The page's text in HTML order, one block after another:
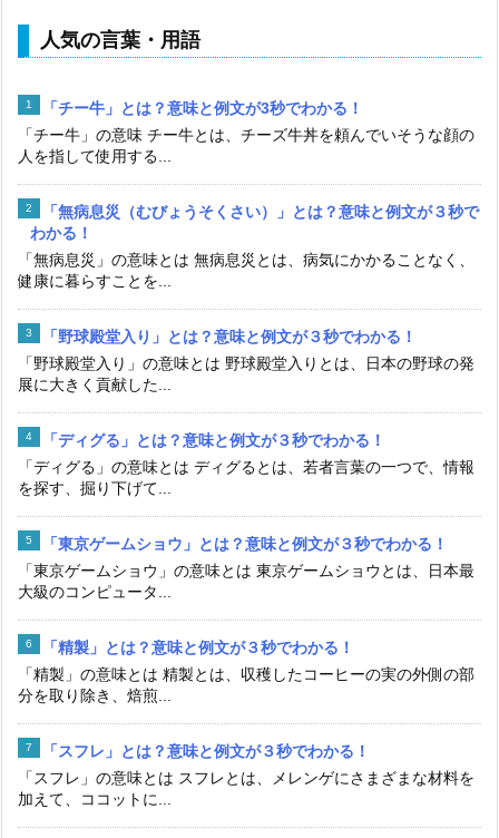
人気の言葉・用語
「チー牛」とは？意味と例文が3秒でわかる！
「チー牛」の意味 チー牛とは、チーズ牛丼を頼んでいそうな顔の
人を指して使用する...
「無病息災（むびょうそくさい）」とは？意味と例文が３秒で
わかる！
「無病息災」の意味とは 無病息災とは、病気にかかることなく、
健康に暮らすことを...
「野球殿堂入り」とは？意味と例文が３秒でわかる！
「野球殿堂入り」の意味とは 野球殿堂入りとは、日本の野球の発
展に大きく貢献した...
「ディグる」とは？意味と例文が３秒でわかる！
「ディグる」の意味とは ディグるとは、若者言葉の一つで、情報
を探す、掘り下げて...
「東京ゲームショウ」とは？意味と例文が３秒でわかる！
「東京ゲームショウ」の意味とは 東京ゲームショウとは、日本最
大級のコンピュータ...
「精製」とは？意味と例文が３秒でわかる！
「精製」の意味とは 精製とは、収穫したコーヒーの実の外側の部
分を取り除き、焙煎...
「スフレ」とは？意味と例文が３秒でわかる！
「スフレ」の意味とは スフレとは、メレンゲにさまざまな材料を
加えて、ココットに...